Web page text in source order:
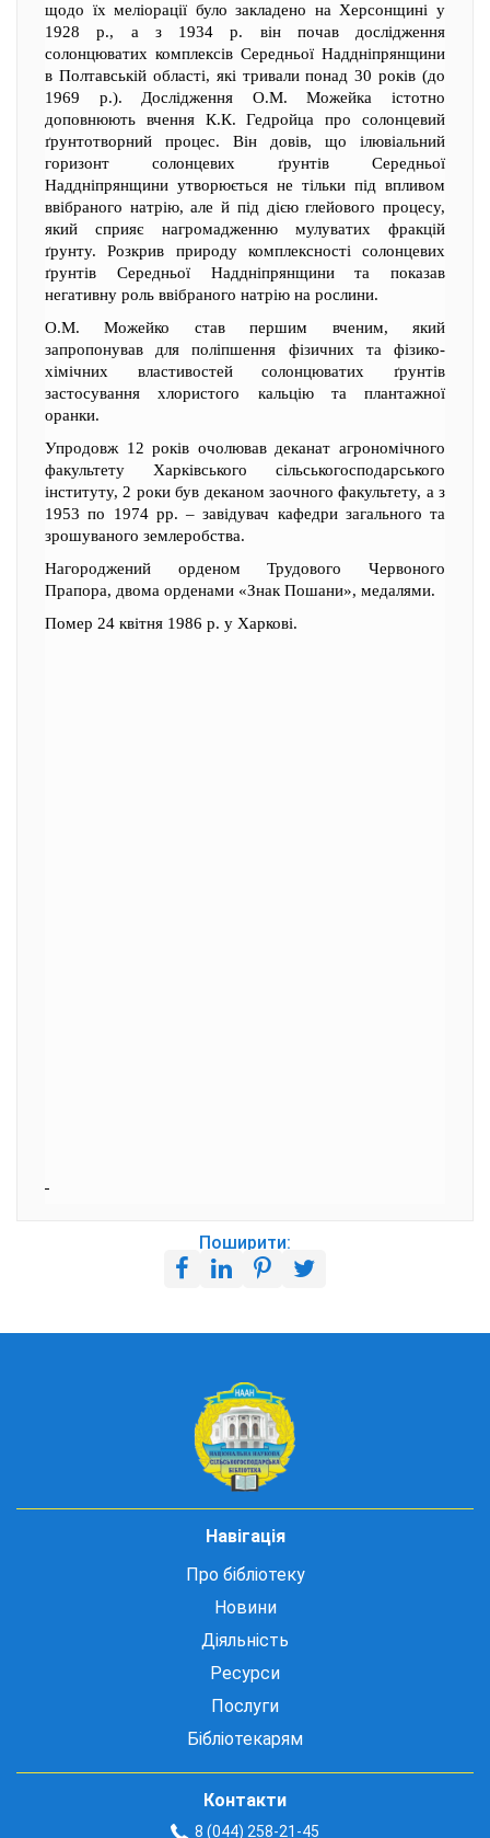
щодо їх меліорації було закладено на Херсонщині у
1928 р., а з 1934 р. він почав дослідження
солонцюватих комплексів Середньої Наддніпрянщини
в Полтавській області, які тривали понад 30 років (до
1969 р.). Дослідження О.М. Можейка істотно
доповнюють вчення К.К. Гедройца про солонцевий
ґрунтотворний процес. Він довів, що ілювіальний
горизонт солонцевих ґрунтів Середньої
Наддніпрянщини утворюється не тільки під впливом
ввібраного натрію, але й під дією глейового процесу,
який сприяє нагромадженню мулуватих фракцій
ґрунту. Розкрив природу комплексності солонцевих
ґрунтів Середньої Наддніпрянщини та показав
негативну роль ввібраного натрію на рослини.
О.М. Можейко став першим вченим, який
запропонував для поліпшення фізичних та фізико-
хімічних властивостей солонцюватих ґрунтів
застосування хлористого кальцію та плантажної
оранки.
Упродовж 12 років очолював деканат агрономічного
факультету Харківського сільськогосподарського
інституту, 2 роки був деканом заочного факультету, а з
1953 по 1974 рр. – завідувач кафедри загального та
зрошуваного землеробства.
Нагороджений орденом Трудового Червоного
Прапора, двома орденами «Знак Пошани», медалями.
Помер 24 квітня 1986 р. у Харкові.
Поширити:
Навігація
Про бібліотеку
Новини
Діяльність
Ресурси
Послуги
Бібліотекарям
Контакти
8 (044) 258-21-45